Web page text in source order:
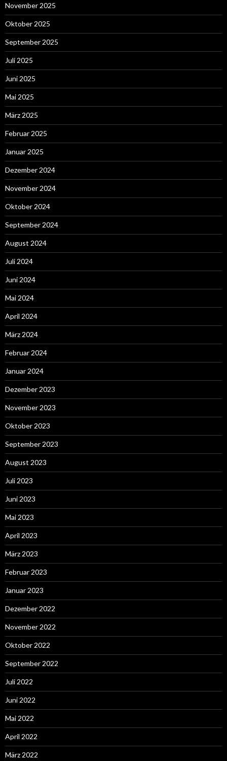
November 2025
Oktober 2025
September 2025
Juli 2025
Juni 2025
Mai 2025
März 2025
Februar 2025
Januar 2025
Dezember 2024
November 2024
Oktober 2024
September 2024
August 2024
Juli 2024
Juni 2024
Mai 2024
April 2024
März 2024
Februar 2024
Januar 2024
Dezember 2023
November 2023
Oktober 2023
September 2023
August 2023
Juli 2023
Juni 2023
Mai 2023
April 2023
März 2023
Februar 2023
Januar 2023
Dezember 2022
November 2022
Oktober 2022
September 2022
Juli 2022
Juni 2022
Mai 2022
April 2022
März 2022